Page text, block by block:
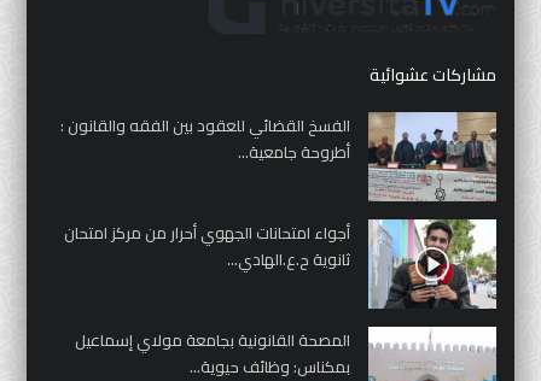
مشاركات عشوائية
الفسخ القضائي للعقود بين الفقه والقانون :
أطروحة جامعية...
أجواء امتحانات الجهوي أحرار من مركز امتحان
ثانوية ح.ع.الهادي...
المصحة القانونية بجامعة مولاي إسماعيل
بمكناس: وظائف حيوية...